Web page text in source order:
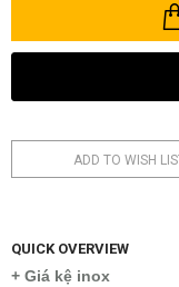
ADD TO WISH
QUICK OVERVIEW
+ Giá kệ inox